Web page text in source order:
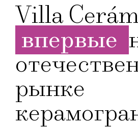
Villa
впервые
рынке